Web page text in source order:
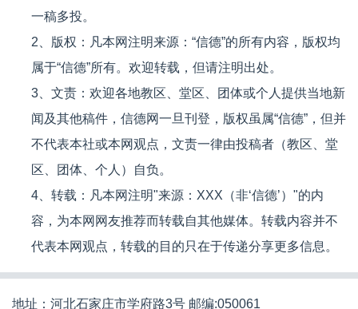
一稿多投。
2、版权：凡本网注明来源：“信德”的所有内容，版权均
属于“信德”所有。欢迎转载，但请注明出处。
3、文责：欢迎各地教区、堂区、团体或个人提供当地新
闻及其他稿件，信德网一旦刊登，版权虽属“信德”，但并
不代表本社或本网观点，文责一律由投稿者（教区、堂
区、团体、个人）自负。
4、转载：凡本网注明"来源：XXX（非‘信德’）"的内
容，为本网网友推荐而转载自其他媒体。转载内容并不
代表本网观点，转载的目的只在于传递分享更多信息。
地址：河北石家庄市学府路3号 邮编:050061